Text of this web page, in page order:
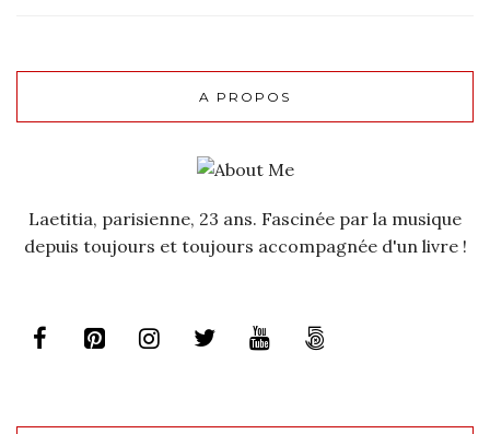
A PROPOS
Laetitia, parisienne, 23 ans. Fascinée par la musique
depuis toujours et toujours accompagnée d'un livre !